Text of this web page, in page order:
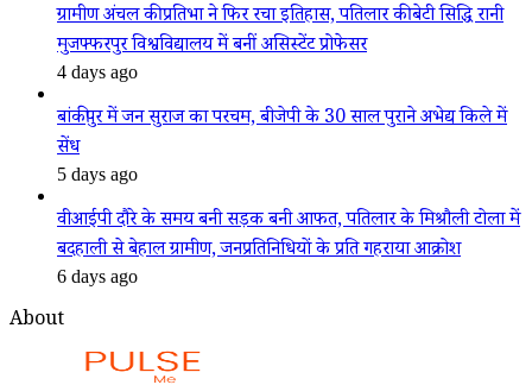
ग्रामीण अंचल की प्रतिभा ने फिर रचा इतिहास, पतिलार की बेटी सिद्धि रानी
मुजफ्फरपुर विश्वविद्यालय में बनीं असिस्टेंट प्रोफेसर
4 days ago
बांकीपुर में जन सुराज का परचम, बीजेपी के 30 साल पुराने अभेद्य किले में
सेंध
5 days ago
वीआईपी दौरे के समय बनी सड़क बनी आफत, पतिलार के मिश्रौली टोला में
बदहाली से बेहाल ग्रामीण, जनप्रतिनिधियों के प्रति गहराया आक्रोश
6 days ago
About